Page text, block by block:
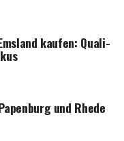
kau­fen: Qua­li­
und Rhe­de